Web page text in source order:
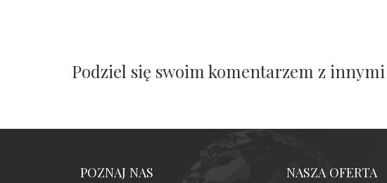
Podziel się swoim komentarzem z innymi
POZNAJ NAS NASZA OFERTA